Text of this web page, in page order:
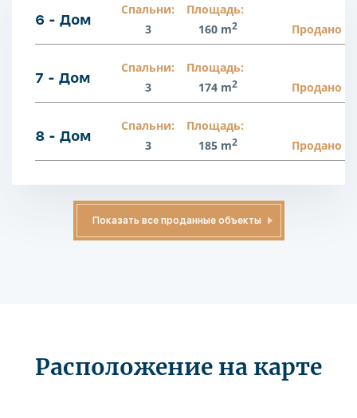
6 - Дом
Спальни:
3
Площадь:
160 m2 Продано
7 - Дом
Спальни:
3
Площадь:
174 m2 Продано
8 - Дом
Спальни:
3
Площадь:
185 m2 Продано
Показать все проданные объекты
Расположение на карте